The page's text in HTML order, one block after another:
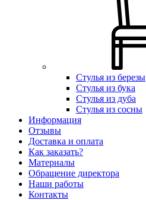
Стулья из березы
Стулья из бука
Стулья из дуба
Стулья из сосны
Информация
Отзывы
Доставка и оплата
Как заказать?
Материалы
Обращение директора
Наши работы
Контакты